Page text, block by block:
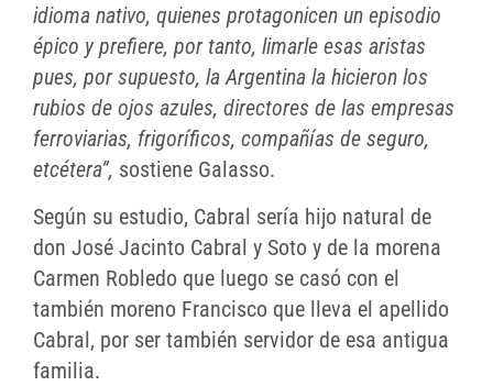
idioma nativo, quienes protagonicen un episodio
épico y prefiere, por tanto, limarle esas aristas
pues, por supuesto, la Argentina la hicieron los
rubios de ojos azules, directores de las empresas
ferroviarias, frigoríficos, compañías de seguro,
etcétera”, sostiene Galasso.
Según su estudio, Cabral sería hijo natural de
don José Jacinto Cabral y Soto y de la morena
Carmen Robledo que luego se casó con el
también moreno Francisco que lleva el apellido
Cabral, por ser también servidor de esa antigua
familia.